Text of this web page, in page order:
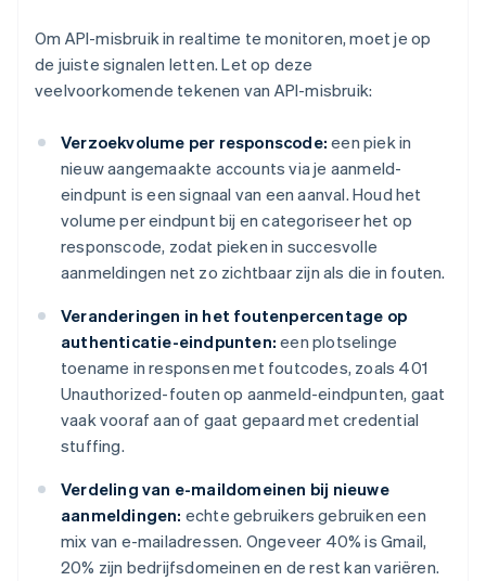
Om API-misbruik in realtime te monitoren, moet je op
de juiste signalen letten. Let op deze
veelvoorkomende tekenen van API-misbruik:
Verzoekvolume per responscode: een piek in
nieuw aangemaakte accounts via je aanmeld-
eindpunt is een signaal van een aanval. Houd het
volume per eindpunt bij en categoriseer het op
responscode, zodat pieken in succesvolle
aanmeldingen net zo zichtbaar zijn als die in fouten.
Veranderingen in het foutenpercentage op
authenticatie-eindpunten: een plotselinge
toename in responsen met foutcodes, zoals 401
Unauthorized-fouten op aanmeld-eindpunten, gaat
vaak vooraf aan of gaat gepaard met credential
stuffing.
Verdeling van e-maildomeinen bij nieuwe
aanmeldingen: echte gebruikers gebruiken een
mix van e-mailadressen. Ongeveer 40% is Gmail,
20% zijn bedrijfsdomeinen en de rest kan variëren.